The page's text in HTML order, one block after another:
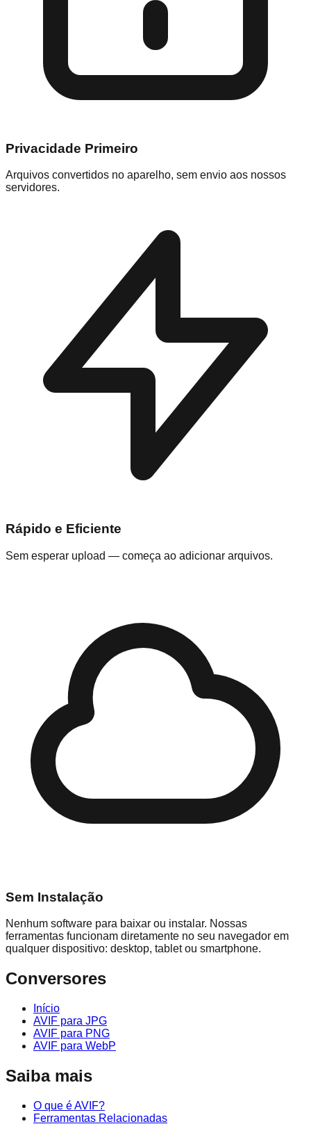
Privacidade Primeiro
Arquivos convertidos no aparelho, sem envio aos nossos
servidores.
Rápido e Eficiente
Sem esperar upload — começa ao adicionar arquivos.
Sem Instalação
Nenhum software para baixar ou instalar. Nossas
ferramentas funcionam diretamente no seu navegador em
qualquer dispositivo: desktop, tablet ou smartphone.
Conversores
Início
AVIF para JPG
AVIF para PNG
AVIF para WebP
Saiba mais
O que é AVIF?
Ferramentas Relacionadas